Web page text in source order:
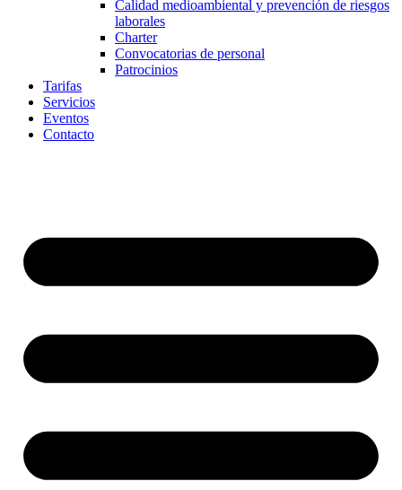
Calidad medioambiental y prevención de riesgos
laborales
Charter
Convocatorias de personal
Patrocinios
Tarifas
Servicios
Eventos
Contacto